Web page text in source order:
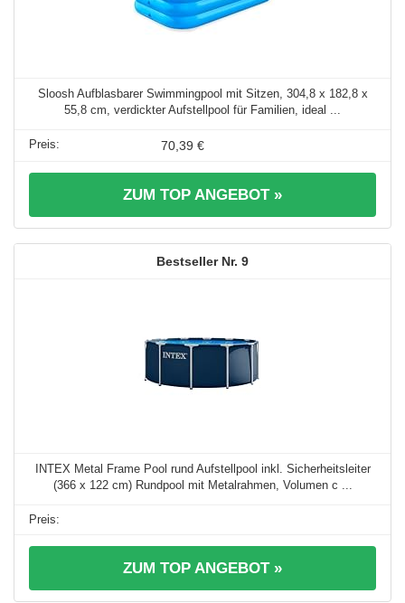
Sloosh Aufblasbarer Swimmingpool mit Sitzen, 304,8 x 182,8 x
55,8 cm, verdickter Aufstellpool für Familien, ideal ...
70,39 €
ZUM TOP ANGEBOT »
9
INTEX Metal Frame Pool rund Aufstellpool inkl. Sicherheitsleiter
(366 x 122 cm) Rundpool mit Metalrahmen, Volumen c ...
ZUM TOP ANGEBOT »